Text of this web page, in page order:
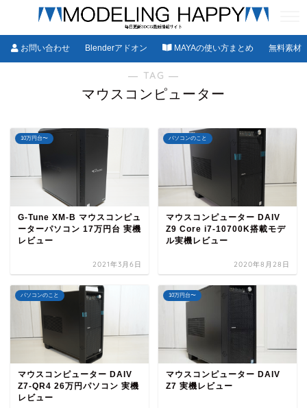
お問い合わせ Blenderアドオン MAYAの使い方まとめ 無料素材
― TAG ―
マウスコンピューター
10万円台〜
G-Tune XM-B マウスコンピュ
ーターパソコン 17万円台 実機
レビュー
2021年3月6日
パソコンのこと
マウスコンピューター DAIV
Z9 Core i7-10700K搭載モデ
ル実機レビュー
2020年8月28日
パソコンのこと
マウスコンピューター DAIV
Z7-QR4 26万円パソコン 実機
レビュー
10万円台〜
マウスコンピューター DAIV
Z7 実機レビュー